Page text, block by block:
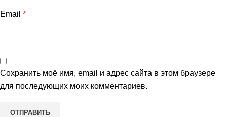
Email *
Сохранить моё имя, email и адрес сайта в этом браузере
для последующих моих комментариев.